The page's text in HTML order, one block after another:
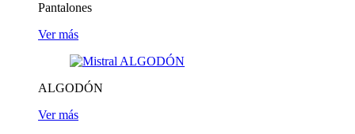
Pantalones
Ver más
ALGODÓN
Ver más